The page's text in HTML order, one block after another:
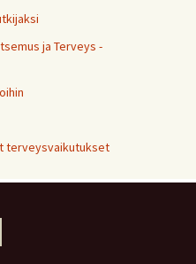
ja Terveys -
terveysvaikutukset